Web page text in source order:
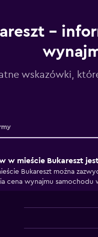
–
wskazówki,
w mieście Bukareszt
Bukareszt można
cena wynajmu samochodu